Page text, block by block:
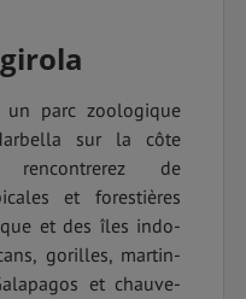
un parc zoologique
sur la côte
rencontrerez de
et forestières
et des îles indo-
gorilles, martin-
et chauve-